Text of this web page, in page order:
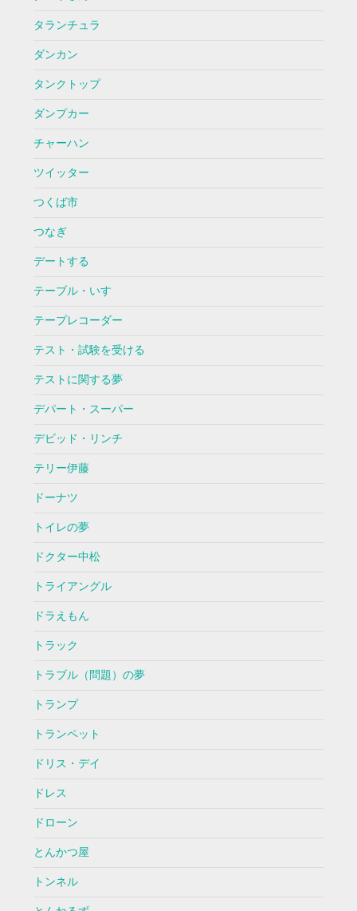
タランチュラ
ダンカン
タンクトップ
ダンプカー
チャーハン
ツイッター
つくば市
つなぎ
デートする
テーブル・いす
テープレコーダー
テスト・試験を受ける
テストに関する夢
デパート・スーパー
デビッド・リンチ
テリー伊藤
ドーナツ
トイレの夢
ドクター中松
トライアングル
ドラえもん
トラック
トラブル（問題）の夢
トランプ
トランペット
ドリス・デイ
ドレス
ドローン
とんかつ屋
トンネル